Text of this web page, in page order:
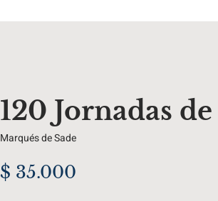
120 Jornadas
Marqués de Sade
$ 35.000